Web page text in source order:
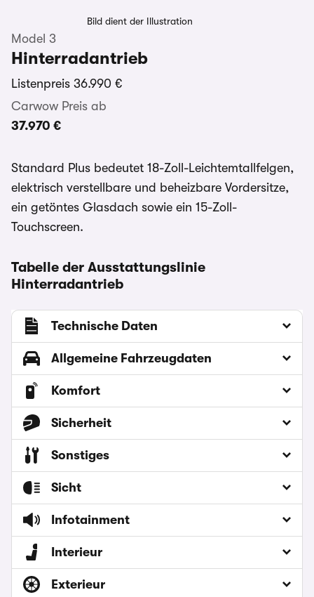
Bild dient der Illustration
Model 3
Hinterradantrieb
Listenpreis 36.990 €
Carwow Preis ab
37.970 €
Standard Plus bedeutet 18-Zoll-Leichtemtallfelgen,
elektrisch verstellbare und beheizbare Vordersitze,
ein getöntes Glasdach sowie ein 15-Zoll-
Touchscreen.
Tabelle der Ausstattungslinie
Hinterradantrieb
Technische Daten
Allgemeine Fahrzeugdaten
Komfort
Sicherheit
Sonstiges
Sicht
Infotainment
Interieur
Exterieur